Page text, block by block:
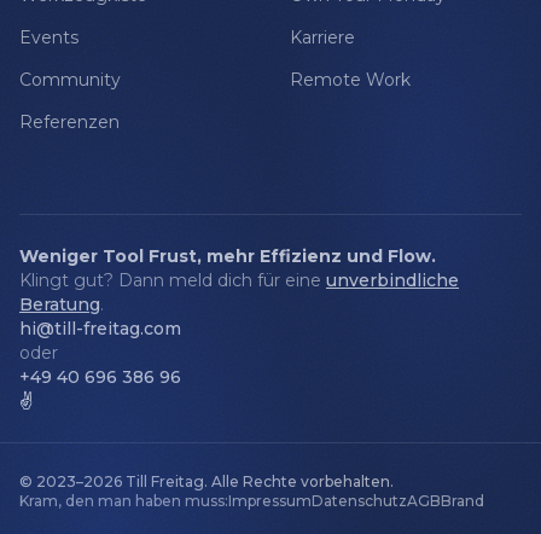
Events
Community
Referenzen
Karriere
Remote Work
Weniger Tool Frust, mehr Effizienz und Flow.
Klingt gut? Dann meld dich für eine unverbindliche
Beratung.
hi@till-freitag.com
oder
+49 40 696 386 96
✌️
© 2023–2026 Till Freitag. Alle Rechte vorbehalten.
Kram, den man haben muss:ImpressumDatenschutzAGBBrand